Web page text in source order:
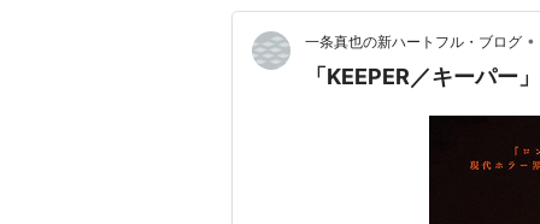
一条真也の新ハートフル・ブログ •
「KEEPER／キーパー」